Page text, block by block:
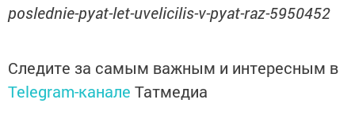
poslednie-pyat-let-uvelicilis-v-pyat-raz-5950452
Следите за самым важным и интересным в
Telegram-канале Татмедиа